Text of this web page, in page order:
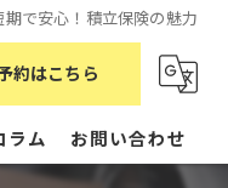
期で安心！積立保険の魅力
約はこちら
ラム お問い合わせ